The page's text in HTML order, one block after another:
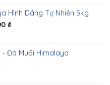
Hình Dáng Tự Nhiên 5kg
₫
Đá Muối Himalaya